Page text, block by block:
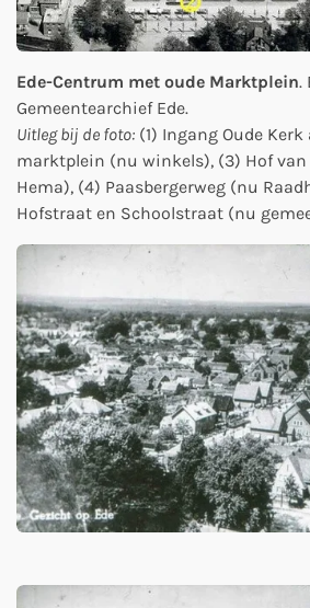
Ede-Centrum met oude Marktplein.
Gemeentearchief Ede.
Uitleg bij de foto: (1) Ingang Oude
marktplein (nu winkels), (3) Hof van
Hema), (4) Paasbergerweg (nu
Hofstraat en Schoolstraat (nu